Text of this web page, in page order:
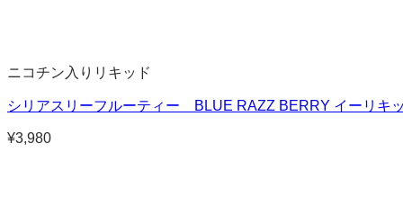
ニコチン入りリキッド
シリアスリーフルーティー BLUE RAZZ BERRY イーリキ
¥3,980